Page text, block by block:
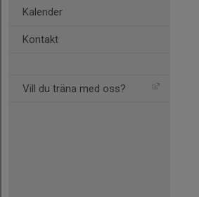
Kalender
Kontakt
Vill du träna med oss?